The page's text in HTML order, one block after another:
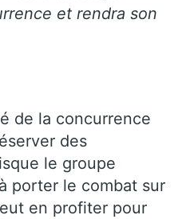
et rendra son
de la concurrence
des
le groupe
porter le combat sur
en profiter pour